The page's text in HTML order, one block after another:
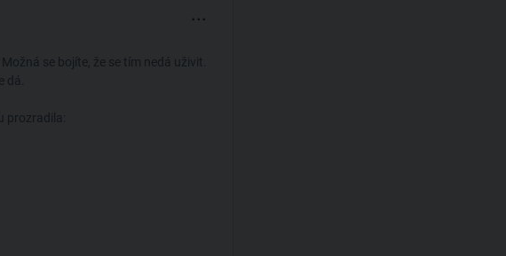
...
se bojíte, že se tím nedá uživit.
dá.
prozradila: